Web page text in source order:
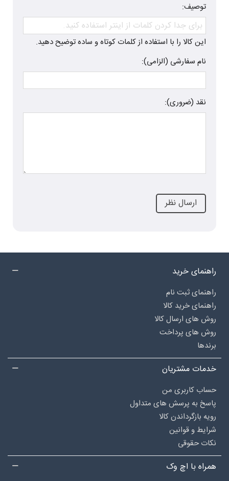
توصیف:
این کالا را با استفاده از کلمات کوتاه و ساده توضیح دهید.
نام سفارشی (الزامی):
نقد (ضروری):
راهنمای خرید
راهنمای ثبت نام
راهنمای خرید کالا
روش های ارسال کالا
روش های پرداخت
برندها
خدمات مشتریان
حساب کاربری من
پاسخ به پرسش های متداول
رویه بازگرداندن کالا
شرایط و قوانین
نکات حقوقی
همراه با اچ وک